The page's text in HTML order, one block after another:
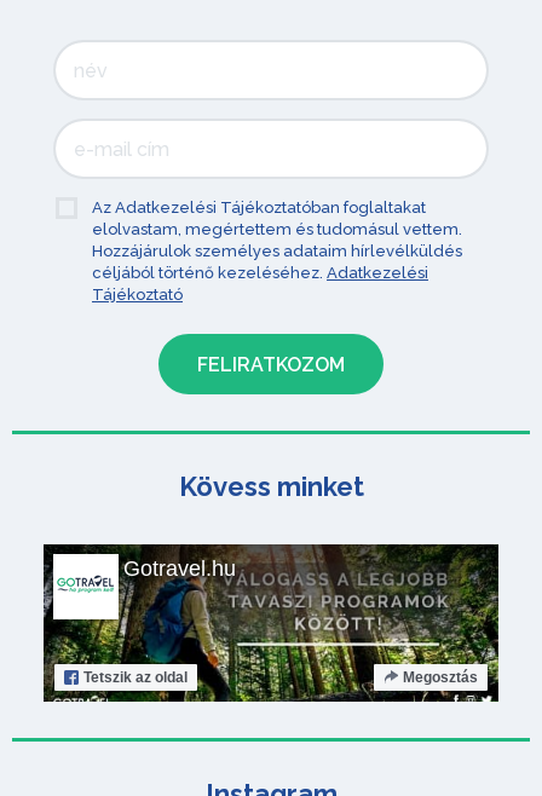
Az Adatkezelési Tájékoztatóban foglaltakat
elolvastam, megértettem és tudomásul vettem.
Hozzájárulok személyes adataim hírlevélküldés
céljából történő kezeléséhez. Adatkezelési
Tájékoztató
Kövess minket
Gotravel.hu
Tetszik az oldal Megosztás